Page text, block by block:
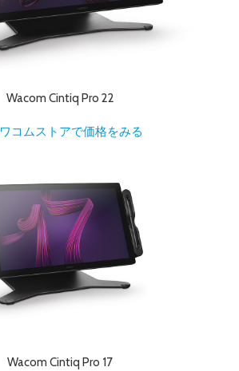
Wacom Cintiq Pro 22
ワコムストアで価格をみる
Wacom Cintiq Pro 17